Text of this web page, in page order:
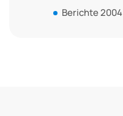
Berichte 2004